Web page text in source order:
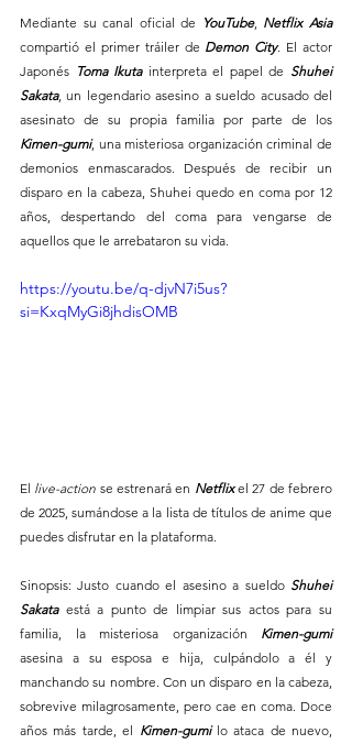
Mediante su canal oficial de YouTube, Netflix Asia
compartió el primer tráiler de Demon City. El actor
Japonés Toma Ikuta interpreta el papel de Shuhei
Sakata, un legendario asesino a sueldo acusado del
Kimen-gumi, una misteriosa organización criminal de
demonios enmascarados. Después de recibir un
disparo en la cabeza, Shuhei quedo en coma por 12
años, despertando del coma para vengarse de
aquellos que le arrebataron su vida.
https://youtu.be/q-djvN7i5us?
si=KxqMyGi8jhdisOMB
El live-action se estrenará en Netflix el 27 de febrero
de 2025, sumándose a la lista de títulos de anime que
puedes disfrutar en la plataforma.
Sinopsis: Justo cuando el asesino a sueldo Shuhei
Sakata está a punto de limpiar sus actos para su
familia, la misteriosa organización Kimen-gumi
asesina a su esposa e hija, culpándolo a él y
manchando su nombre. Con un disparo en la cabeza,
sobrevive milagrosamente, pero cae en coma. Doce
años más tarde, el Kimen-gumi lo ataca de nuevo,